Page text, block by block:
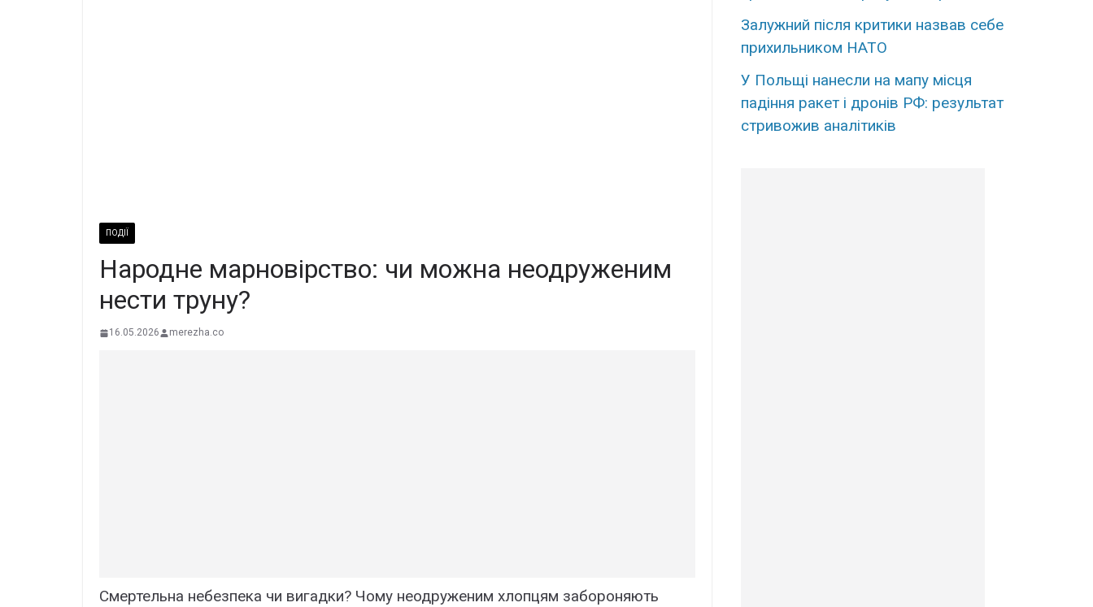
ПОДІЇ
Народне марновірство: чи можна неодруженим
нести труну?
16.05.2026 merezha.co
Смертельна небезпека чи вигадки? Чому неодруженим хлопцям забороняють
Залужний після критики назвав себе
прихильником НАТО
У Польщі нанесли на мапу місця
падіння ракет і дронів РФ: результат
стривожив аналітиків